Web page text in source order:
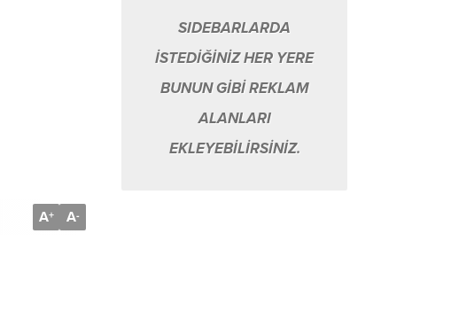
A+ A-
SIDEBARLARDA
İSTEDİĞİNİZ HER YERE
BUNUN GİBİ REKLAM
ALANLARI
EKLEYEBİLİRSİNİZ.